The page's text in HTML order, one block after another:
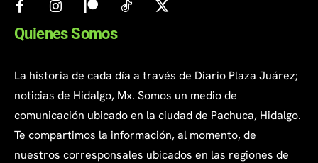
Quienes Somos
La historia de cada día a través de Diario Plaza Juárez;
noticias de Hidalgo, Mx. Somos un medio de
comunicación ubicado en la ciudad de Pachuca, Hidalgo.
Te compartimos la información, al momento, de
nuestros corresponsales ubicados en las regiones de